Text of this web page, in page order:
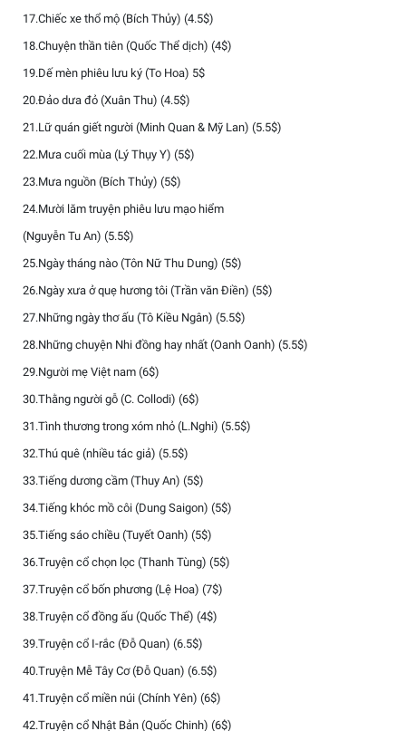
17.Chiếc xe thổ mộ (Bích Thủy) (4.5$)
18.Chuyện thần tiên (Quốc Thể dịch) (4$)
19.Dế mèn phiêu lưu ký (To Hoa) 5$
20.Đảo dưa đỏ (Xuân Thu) (4.5$)
21.Lữ quán giết người (Minh Quan & Mỹ Lan) (5.5$)
22.Mưa cuối mùa (Lý Thụy Y) (5$)
23.Mưa nguồn (Bích Thủy) (5$)
24.Mười lăm truyện phiêu lưu mạo hiểm
(Nguyễn Tu An) (5.5$)
25.Ngày tháng nào (Tôn Nữ Thu Dung) (5$)
26.Ngày xưa ở quẹ hương tôi (Trần văn Điền) (5$)
27.Những ngày thơ ấu (Tô Kiều Ngân) (5.5$)
28.Những chuyện Nhi đồng hay nhất (Oanh Oanh) (5.5$)
29.Người mẹ Việt nam (6$)
30.Thằng người gỗ (C. Collodi) (6$)
31.Tình thương trong xóm nhỏ (L.Nghi) (5.5$)
32.Thú quê (nhiều tác giả) (5.5$)
33.Tiếng dương cầm (Thuy An) (5$)
34.Tiếng khóc mồ côi (Dung Saigon) (5$)
35.Tiếng sáo chiều (Tuyết Oanh) (5$)
36.Truyện cổ chọn lọc (Thanh Tùng) (5$)
37.Truyện cổ bốn phương (Lệ Hoa) (7$)
38.Truyện cổ đồng ấu (Quốc Thể) (4$)
39.Truyện cổ I-rắc (Đỗ Quan) (6.5$)
40.Truyện Mễ Tây Cơ (Đỗ Quan) (6.5$)
41.Truyện cổ miền núi (Chính Yên) (6$)
42.Truyện cổ Nhật Bản (Quốc Chinh) (6$)